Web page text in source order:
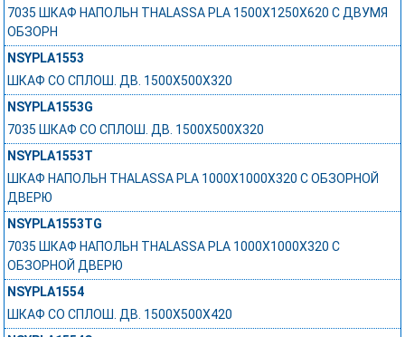
7035 ШКАФ НАПОЛЬН THALASSA PLA 1500X1250X620 C ДВУМЯ
ОБЗОРН
NSYPLA1553
ШКАФ СО СПЛОШ. ДВ. 1500Х500Х320
NSYPLA1553G
7035 ШКАФ СО СПЛОШ. ДВ. 1500Х500Х320
NSYPLA1553T
ШКАФ НАПОЛЬН THALASSA PLA 1000X1000X320 C ОБЗОРНОЙ
ДВЕРЮ
NSYPLA1553TG
7035 ШКАФ НАПОЛЬН THALASSA PLA 1000X1000X320 C
ОБЗОРНОЙ ДВЕРЮ
NSYPLA1554
ШКАФ СО СПЛОШ. ДВ. 1500Х500Х420